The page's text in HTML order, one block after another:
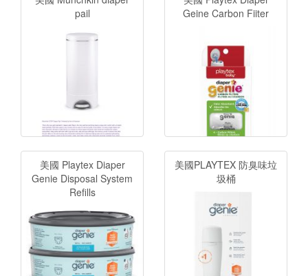
pail
Geine Carbon Fiiter
美國 Playtex Diaper
Genie Disposal System
Refills
美國PLAYTEX 防臭味垃
圾桶